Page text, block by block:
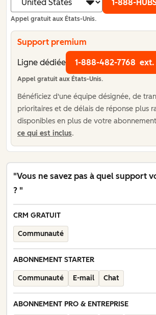
"Vous ne savez pas à quel support
? "
CRM GRATUIT
Communauté
ABONNEMENT STARTER
Communauté E-mail Chat
ABONNEMENT PRO & ENTREPRISE
1-888-
Appel gratuit aux États-Unis.
Support premium
Ligne dédiée 1-888-482-7768 ext.
Appel gratuit aux États-Unis.
Bénéficiez d'une équipe désignée, de
prioritaires et de délais de réponse plus
disponibles en plus de votre
ce qui est inclus.